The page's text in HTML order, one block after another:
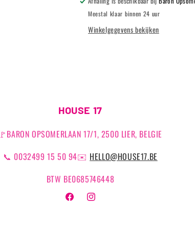
Meestal klaar binnen 24 uur
Winkelgegevens bekijken
HOUSE 17
🚩BARON OPSOMERLAAN 17/1, 2500 LIER, BELGIE
📞 0032499 15 50 94✉️ HELLO@HOUSE17.BE
BTW BE0685746448
FacebookInstagram